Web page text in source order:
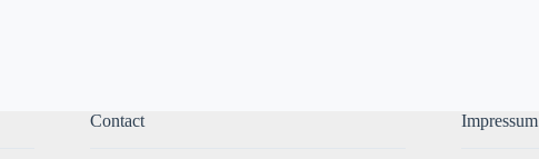
Contact Impressum